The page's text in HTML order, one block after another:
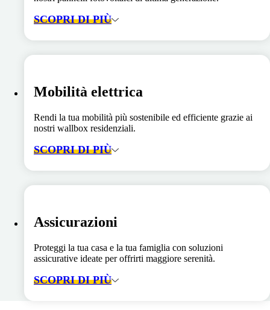
SCOPRI DI PIÙ
Mobilità elettrica
Rendi la tua mobilità più sostenibile ed efficiente grazie ai
nostri wallbox residenziali.
SCOPRI DI PIÙ
Assicurazioni
Proteggi la tua casa e la tua famiglia con soluzioni
assicurative ideate per offrirti maggiore serenità.
SCOPRI DI PIÙ